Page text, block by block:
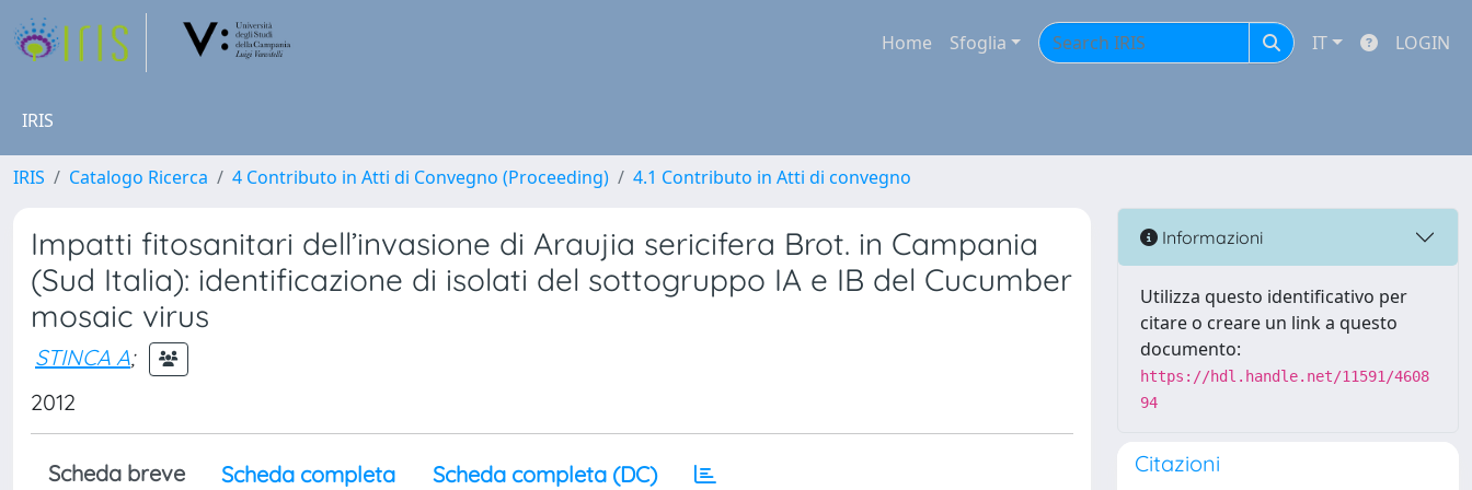
Home Sfoglia IT LOGIN
IRIS
IRIS Catalogo Ricerca 4 Contributo in Atti di Convegno (Proceeding) 4.1 Contributo in Atti di convegno
Impatti fitosanitari dell’invasione di Araujia sericifera Brot. in Campania
(Sud Italia): identificazione di isolati del sottogruppo IA e IB del Cucumber
mosaic virus
STINCA A;
2012
Scheda breve Scheda completa Scheda completa (DC)
Informazioni
Utilizza questo identificativo per
citare o creare un link a questo
documento:
https://hdl.handle.net/11591/4608
94
Citazioni